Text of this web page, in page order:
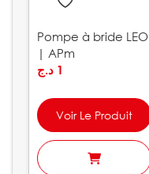
Pompe à bride LEO
| APm
1 د.ج
Voir Le Produit